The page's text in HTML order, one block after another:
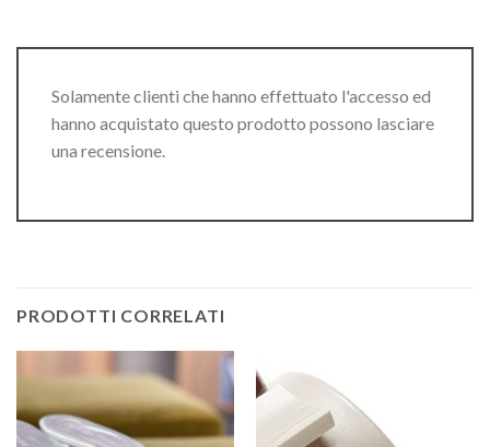
Solamente clienti che hanno effettuato l'accesso ed
hanno acquistato questo prodotto possono lasciare
una recensione.
PRODOTTI CORRELATI